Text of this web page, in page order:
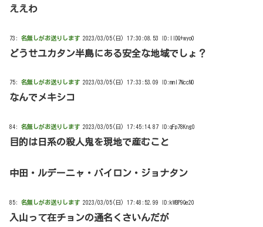
ええわ
73: 名無しがお送りします 2023/03/05(日) 17:30:08.53 ID:llDQ+wyo0
どうせユカタン半島にある安全な地域でしょ？
75: 名無しがお送りします 2023/03/05(日) 17:33:53.09 ID:mnl7NccN0
なんでメキシコ
84: 名無しがお送りします 2023/03/05(日) 17:45:14.87 ID:qFp78Kng0
目的は日系の殺人鬼を現地で産むこと
中田・ルデーニャ・バイロン・ジョナタン
85: 名無しがお送りします 2023/03/05(日) 17:48:52.99 ID:kWBP9Qe20
入山って在チョンの通名くさいんだが